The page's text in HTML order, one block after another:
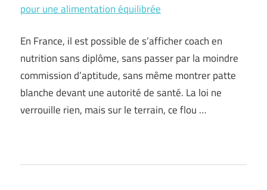
pour une alimentation équilibrée
En France, il est possible de s’afficher coach en
nutrition sans diplôme, sans passer par la moindre
commission d’aptitude, sans même montrer patte
blanche devant une autorité de santé. La loi ne
verrouille rien, mais sur le terrain, ce flou …